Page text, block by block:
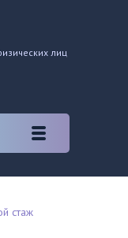
лиц
стаж